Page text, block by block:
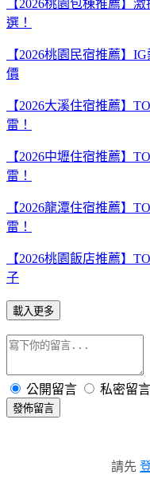
【2026桃園包棟推薦】
選！
【2026桃園民宿推薦】
價
【2026大溪住宿推薦】
雷！
【2026中壢住宿推薦】
雷！
【2026龍潭住宿推薦】
雷！
【2026桃園飯店推薦】
子
載入更多
公開留言 私密留言
發佈留言
請先